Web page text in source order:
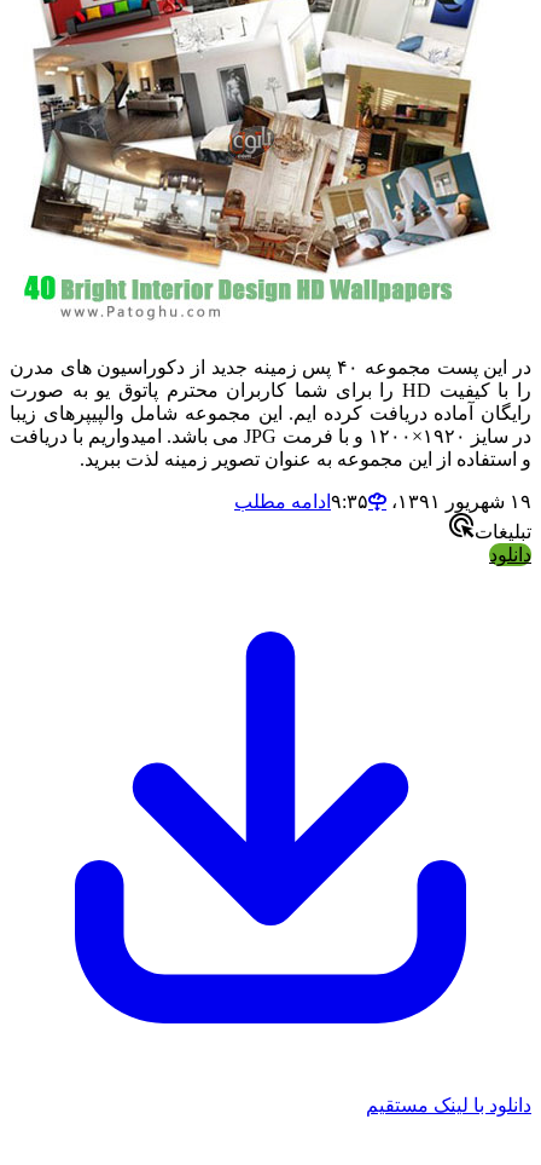
در این پست مجموعه ۴٠ پس زمینه جدید از دکوراسیون های مدرن
را با کیفیت HD را برای شما کاربران محترم پاتوق یو به صورت
رایگان آماده دریافت کرده ایم. این مجموعه شامل والپیپرهای زیبا
در سایز ۱۹۲۰×۱۲۰۰ و با فرمت JPG می باشد. امیدواریم با دریافت
و استفاده از این مجموعه به عنوان تصویر زمینه لذت ببرید.
۱۹ شهریور ۱۳۹۱،‏ ۹:۳۵
ادامه مطلب
تبلیغات
دانلود
دانلود با لینک مستقیم